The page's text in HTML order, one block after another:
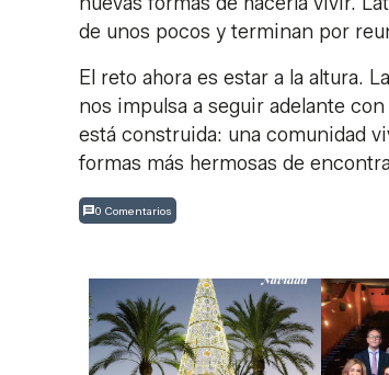
de unos pocos y terminan por
El reto ahora es estar a la altura.
nos impulsa a seguir adelante
está construida: una comunidad
formas más hermosas de
0 Comentarios